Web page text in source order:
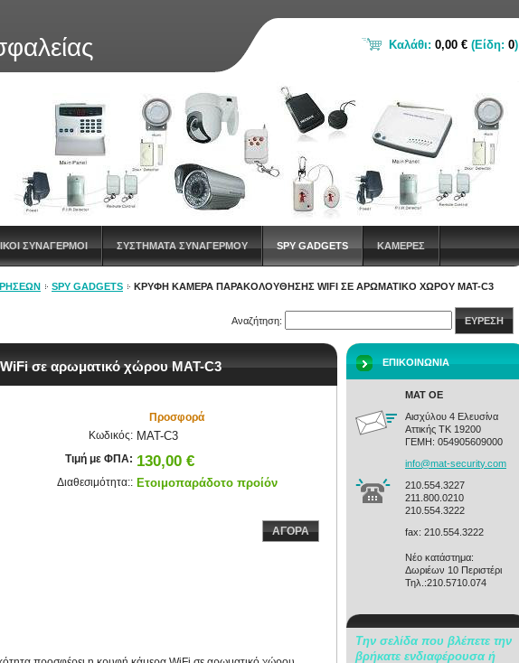
ΣΥΝΑΓΕΡΜΟΙ ΣΥΣΤΗΜΑΤΑ ΣΥΝΑΓΕΡΜΟΥ SPY GADGETS ΚΑΜΕΡΕΣ
SPY GADGETS ΚΡΥΦΉ ΚΆΜΕΡΑ ΠΑΡΑΚΟΛΟΎΘΗΣΗΣ WIFI ΣΕ ΑΡΩΜΑΤΙΚΌ ΧΏΡΟΥ MAT-C3
Αναζήτηση: ΕΥΡΕΣΗ
σε αρωματικό χώρου MAT-C3
Προσφορά
Κωδικός: MAT-C3
Τιμή με ΦΠΑ: 130,00 €
Διαθεσιμότητα:: Ετοιμοπαράδοτο προίόν
ΑΓΟΡΑ
ΕΠΙΚΟΙΝΩΝΙΑ
ΜΑΤ ΟΕ
Αισχύλου 4 Ελευσίνα
Αττικής ΤΚ 19200
ΓΕΜΗ: 054905609000
info@mat-security.com
210.554.3227
211.800.0210
210.554.3222
fax: 210.554.3222
Νέο κατάστημα:
Δωριέων 10 Περιστέρι
Τηλ.:210.5710.074
Την σελίδα που βλέπετε την
βρήκατε ενδιαφέρουσα ή
Καλάθι: 0,00 € (Είδη: 0)